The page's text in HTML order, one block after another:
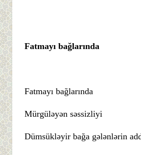
Fatmayı bağlarında
Fatmayı bağlarında
Mürgüləyən səssizliyi
Dümsükləyir bağa gələnlərin